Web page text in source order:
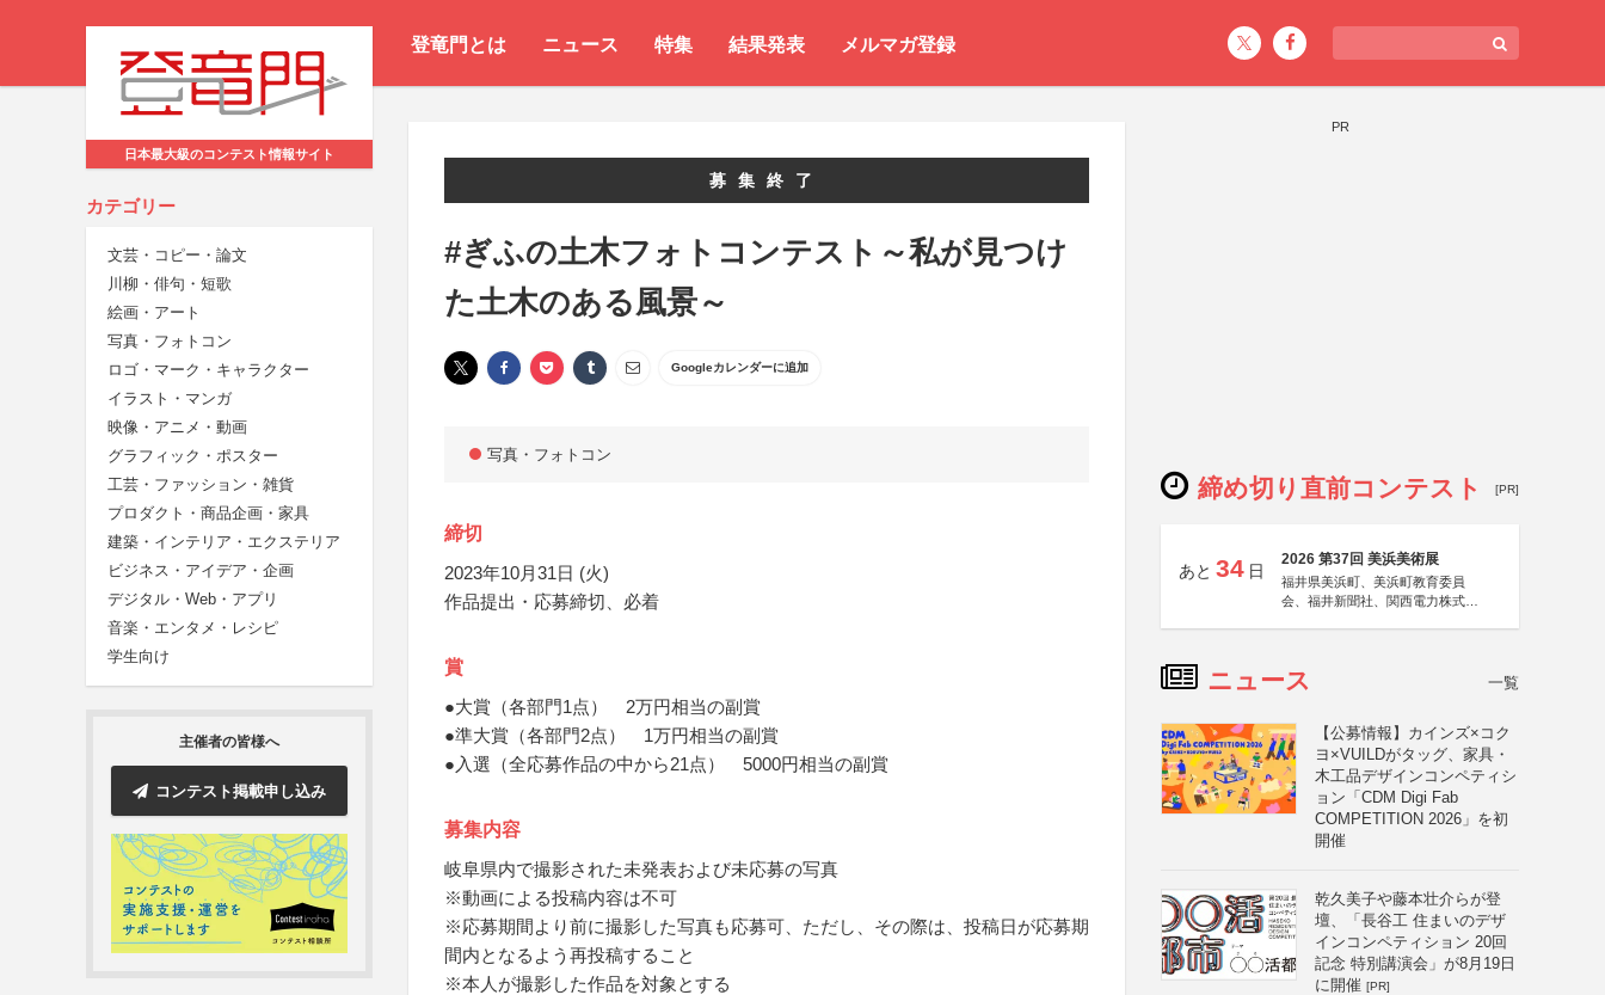
登竜門とは ニュース 特集 結果発表 メルマガ登録
日本最大級のコンテスト情報サイト
カテゴリー
文芸・コピー・論文
川柳・俳句・短歌
絵画・アート
写真・フォトコン
ロゴ・マーク・キャラクター
イラスト・マンガ
映像・アニメ・動画
グラフィック・ポスター
工芸・ファッション・雑貨
プロダクト・商品企画・家具
建築・インテリア・エクステリア
ビジネス・アイデア・企画
デジタル・Web・アプリ
音楽・エンタメ・レシピ
学生向け
主催者の皆様へ
コンテスト掲載申し込み
募集終了
#ぎふの土木フォトコンテスト～私が見つけ
た土木のある風景～
Googleカレンダーに追加
写真・フォトコン
締切
2023年10月31日 (火)
作品提出・応募締切、必着
賞
●大賞（各部門1点） 2万円相当の副賞
●準大賞（各部門2点） 1万円相当の副賞
●入選（全応募作品の中から21点） 5000円相当の副賞
募集内容
岐阜県内で撮影された未発表および未応募の写真
※動画による投稿内容は不可
※応募期間より前に撮影した写真も応募可、ただし、その際は、投稿日が応募期
間内となるよう再投稿すること
※本人が撮影した作品を対象とする
PR
締め切り直前コンテスト [PR]
あと 34 日
2026 第37回 美浜美術展
福井県美浜町、美浜町教育委員
会、福井新聞社、関西電力株式会
ニュース 一覧
【公募情報】カインズ×コク
ヨ×VUILDがタッグ、家具・
木工品デザインコンペティシ
ョン「CDM Digi Fab
COMPETITION 2026」を初
開催
乾久美子や藤本壮介らが登
壇、「長谷工 住まいのデザ
インコンペティション 20回
記念 特別講演会」が8月19日
に開催 [PR]